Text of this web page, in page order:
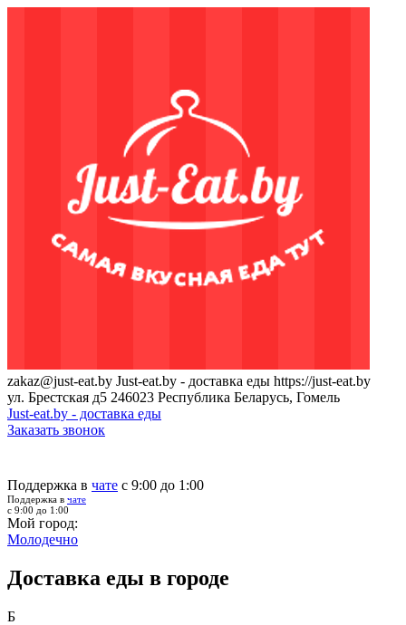
zakaz@just-eat.by Just-eat.by - доставка еды https://just-eat.by
ул. Брестская д5 246023 Республика Беларусь, Гомель
Just-eat.by - доставка еды
Заказать звонок
Поддержка в чате с 9:00 до 1:00
Поддержка в чате
с 9:00 до 1:00
Мой город:
Молодечно
Доставка еды в городе
Б